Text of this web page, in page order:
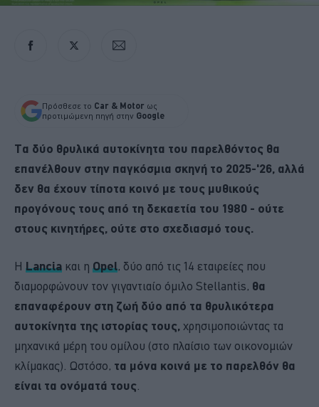
Πρόσθεσε το Car & Motor ως
προτιμώμενη πηγή στην Google
Τα δύο θρυλικά αυτοκίνητα του παρελθόντος θα
επανέλθουν στην παγκόσμια σκηνή το 2025-'26, αλλά
δεν θα έχουν τίποτα κοινό με τους μυθικούς
προγόνους τους από τη δεκαετία του 1980 - ούτε
στους κινητήρες, ούτε στο σχεδιασμό τους.
Η Lancia και η Opel, δύο από τις 14 εταιρείες που
διαμορφώνουν τον γιγαντιαίο όμιλο Stellantis, θα
επαναφέρουν στη ζωή δύο από τα θρυλικότερα
αυτοκίνητα της ιστορίας τους, χρησιμοποιώντας τα
μηχανικά μέρη του ομίλου (στο πλαίσιο των οικονομιών
κλίμακας). Ωστόσο, τα μόνα κοινά με το παρελθόν θα
είναι τα ονόματά τους